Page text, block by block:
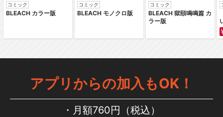
コミック
BLEACH カラー版
コミック
BLEACH モノクロ版
コミック
BLEACH 獄頤鳴鳴篇 カ
ラー版
アプリからの加入もOK！
月額760円（税込）